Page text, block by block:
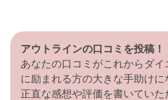
アウトラインの口コミを投稿！
あなたの口コミがこれからダ
に励まれる方の大きな手助けに
正直な感想や評価を書いていた